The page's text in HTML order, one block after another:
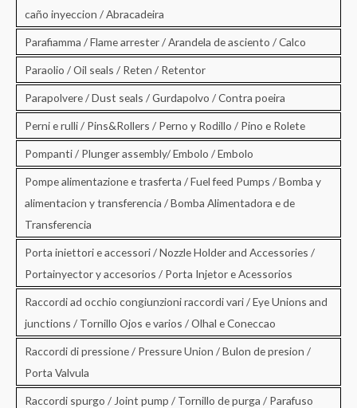
caño inyeccion / Abracadeira
Parafiamma / Flame arrester / Arandela de asciento / Calco
Paraolio / Oil seals / Reten / Retentor
Parapolvere / Dust seals / Gurdapolvo / Contra poeira
Perni e rulli / Pins&Rollers / Perno y Rodillo / Pino e Rolete
Pompanti / Plunger assembly/ Embolo / Embolo
Pompe alimentazione e trasferta / Fuel feed Pumps / Bomba y
alimentacion y transferencia / Bomba Alimentadora e de
Transferencia
Porta iniettori e accessori / Nozzle Holder and Accessories /
Portainyector y accesorios / Porta Injetor e Acessorios
Raccordi ad occhio congiunzioni raccordi vari / Eye Unions and
junctions / Tornillo Ojos e varios / Olhal e Coneccao
Raccordi di pressione / Pressure Union / Bulon de presion /
Porta Valvula
Raccordi spurgo / Joint pump / Tornillo de purga / Parafuso